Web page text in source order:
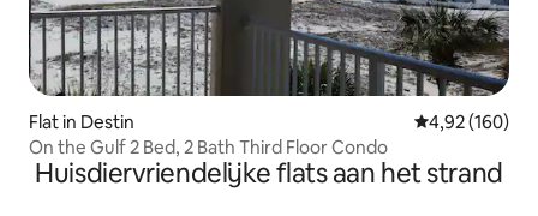
Flat in Destin Gemiddelde
4,92 (160)
On the Gulf 2 Bed, 2 Bath Third Floor Condo
Huisdiervriendelijke flats aan het strand